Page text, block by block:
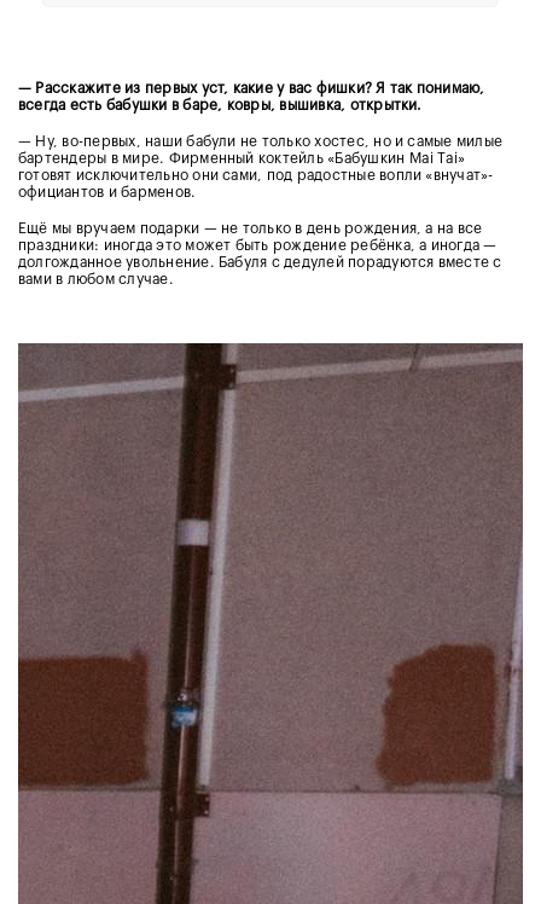
— Расскажите из первых уст, какие у вас фишки? Я так понимаю,
всегда есть бабушки в баре, ковры, вышивка, открытки.
— Ну, во-первых, наши бабули не только хостес, но и самые милые
бартендеры в мире. Фирменный коктейль «Бабушкин Mai Tai»
готовят исключительно они сами, под радостные вопли «внучат»-
официантов и барменов.
Ещё мы вручаем подарки — не только в день рождения, а на все
праздники: иногда это может быть рождение ребёнка, а иногда —
долгожданное увольнение. Бабуля с дедулей порадуются вместе с
вами в любом случае.